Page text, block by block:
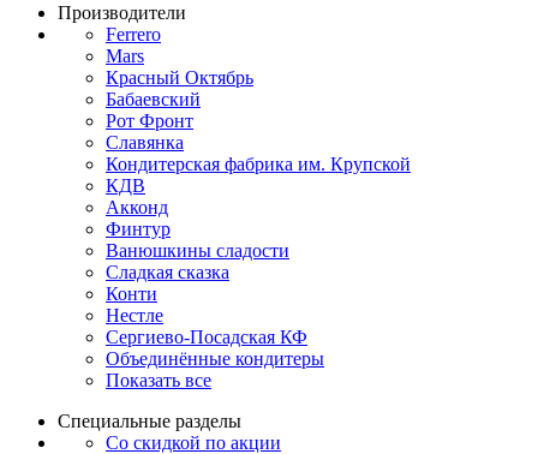
Производители
Ferrero
Mars
Красный Октябрь
Бабаевский
Рот Фронт
Славянка
Кондитерская фабрика им. Крупской
КДВ
Акконд
Финтур
Ванюшкины сладости
Сладкая сказка
Конти
Нестле
Сергиево-Посадская КФ
Объединённые кондитеры
Показать все
Специальные разделы
Со скидкой по акции